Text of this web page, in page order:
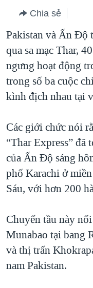
chính
điều
hướng
chính
Đi
tới
BLOG
DIỄN ĐÀN
MỤC
TỰ DO BÁO CHÍ
VẠCH TRẦN TIN GIẢ
ĐỜI SỐNG
KINH TẾ
KHOA HỌC
SỨC KHOẺ
THỂ THAO
GIÁO DỤC
CHUYÊN ĐỀ
CHIẾN TRANH
HÀNH TRÌNH BẦU
MỘT NĂM CHIẾN
GIẢI MÃ VÀNH ĐAI
NGÀY TỊ NẠN THẾ
GROUND ZERO –
CHI PHÍ CHIẾN
CÁC GIÁ TRỊ CỘNG
THƯỢNG ĐỈNH
HỌC TIẾNG ANH
NGHE
MẠNG XÃ HỘI
Chia sẻ
Pakistan và Ấn Độ
qua sa mạc Thar,
ngưng hoạt động
trong số ba cuộc
kình địch nhau tại
Các giới chức nói
“Thar Express” đã
của Ấn Độ sáng
phố Karachi ở
Sáu, với hơn 200
Chuyến tầu này
Munabao tại bang
và thị trấn
nam Pakistan.